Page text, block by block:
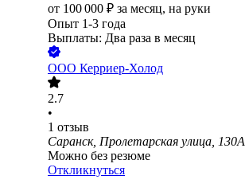
от 100 000 ₽ за месяц, на руки
Опыт 1-3 года
Выплаты: Два раза в месяц
ООО Керриер-Холод
2.7
•
1 отзыв
Саранск, Пролетарская улица, 130А
Можно без резюме
Откликнуться